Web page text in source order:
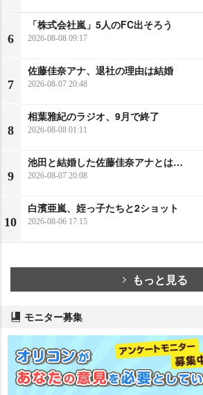
6
「株式会社嵐」5人のFC出そろう
2026-08-08 09:17
7
佐藤佳奈アナ、退社の理由は結婚
2026-08-07 20:48
8
相葉雅紀のラジオ、9月で終了
2026-08-08 01:11
9
池田と結婚した佐藤佳奈アナとは…
2026-08-07 20:08
10
白濱亜嵐、姪っ子たちと2ショット
2026-08-06 17:15
もっと見る
モニター募集